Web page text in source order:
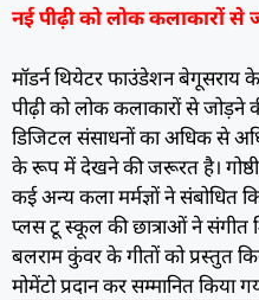
नई पीढ़ी को लोक कलाकारों
मॉडर्न थियेटर फाउंडेशन
पीढ़ी को लोक कलाकारों से
डिजिटल संसाधनों का अधिक से
के रूप में देखने की जरूरत है।
कई अन्य कला मर्मज्ञों ने संबोधित
प्लस टू स्कूल की छात्राओं ने संगीत
बलराम कुंवर के गीतों को प्रस्तुत
मोमेंटो प्रदान कर सम्मानित किया